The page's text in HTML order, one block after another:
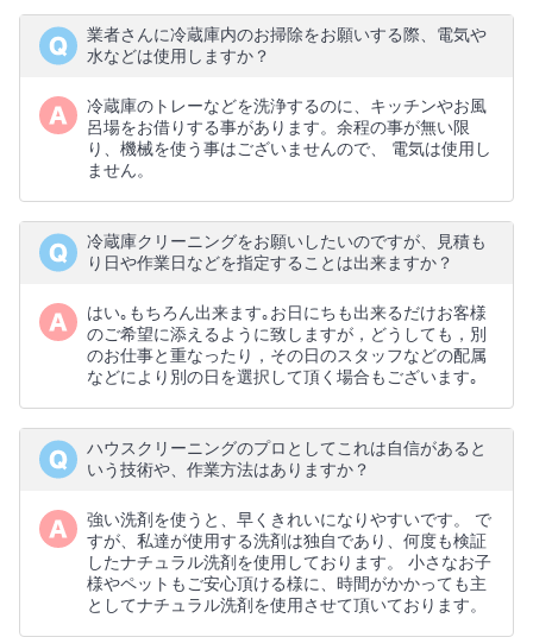
業者さんに冷蔵庫内のお掃除をお願いする際、電気や
水などは使用しますか？
冷蔵庫のトレーなどを洗浄するのに、キッチンやお風
呂場をお借りする事があります。余程の事が無い限
り、機械を使う事はございませんので、 電気は使用し
ません。
冷蔵庫クリーニングをお願いしたいのですが、見積も
り日や作業日などを指定することは出来ますか？
はい｡もちろん出来ます｡お日にちも出来るだけお客様
のご希望に添えるように致しますが，どうしても，別
のお仕事と重なったり，その日のスタッフなどの配属
などにより別の日を選択して頂く場合もございます｡
ハウスクリーニングのプロとしてこれは自信があると
いう技術や、作業方法はありますか？
強い洗剤を使うと、早くきれいになりやすいです。 で
すが、私達が使用する洗剤は独自であり、何度も検証
したナチュラル洗剤を使用しております。 小さなお子
様やペットもご安心頂ける様に、時間がかかっても主
としてナチュラル洗剤を使用させて頂いております。